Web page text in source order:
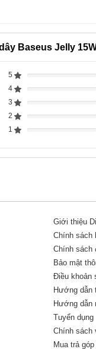
Baseus Jelly
5
4
3
2
1
Giới thiệu
Chính sách
Chính sách
Bảo mật
Điều khoản
Hướng dẫn
Hướng dẫn
Tuyển dụng
Chính sách
Mua trả